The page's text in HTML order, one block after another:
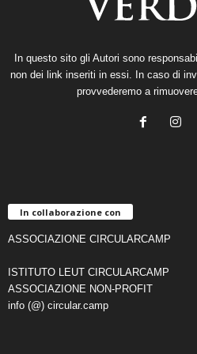
In questo sito gli Autori sono
non dei link inseriti in essi. In caso di
provvederemo a
In collaborazione con
ASSOCIAZIONE CIRCULARCAMP
ISTITUTO LEUT CIRCULARCAMP
ASSOCIAZIONE NON-PROFIT
info (@) circular.camp